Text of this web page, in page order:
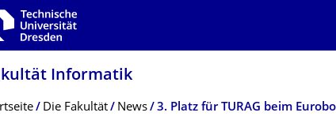
Informatik
Menü
Die Fakultät News 3. Platz für TURAG beim